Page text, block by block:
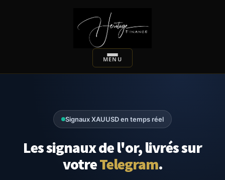
Signaux XAUUSD en temps réel
Les signaux de l'or, livrés sur
votreTelegram.